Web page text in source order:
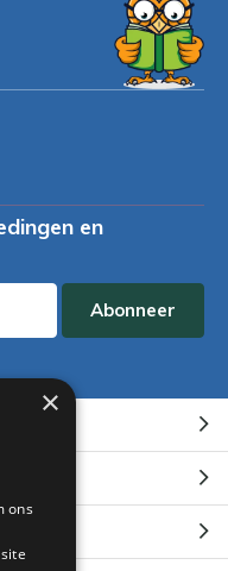
en
Abonneer
×
ons